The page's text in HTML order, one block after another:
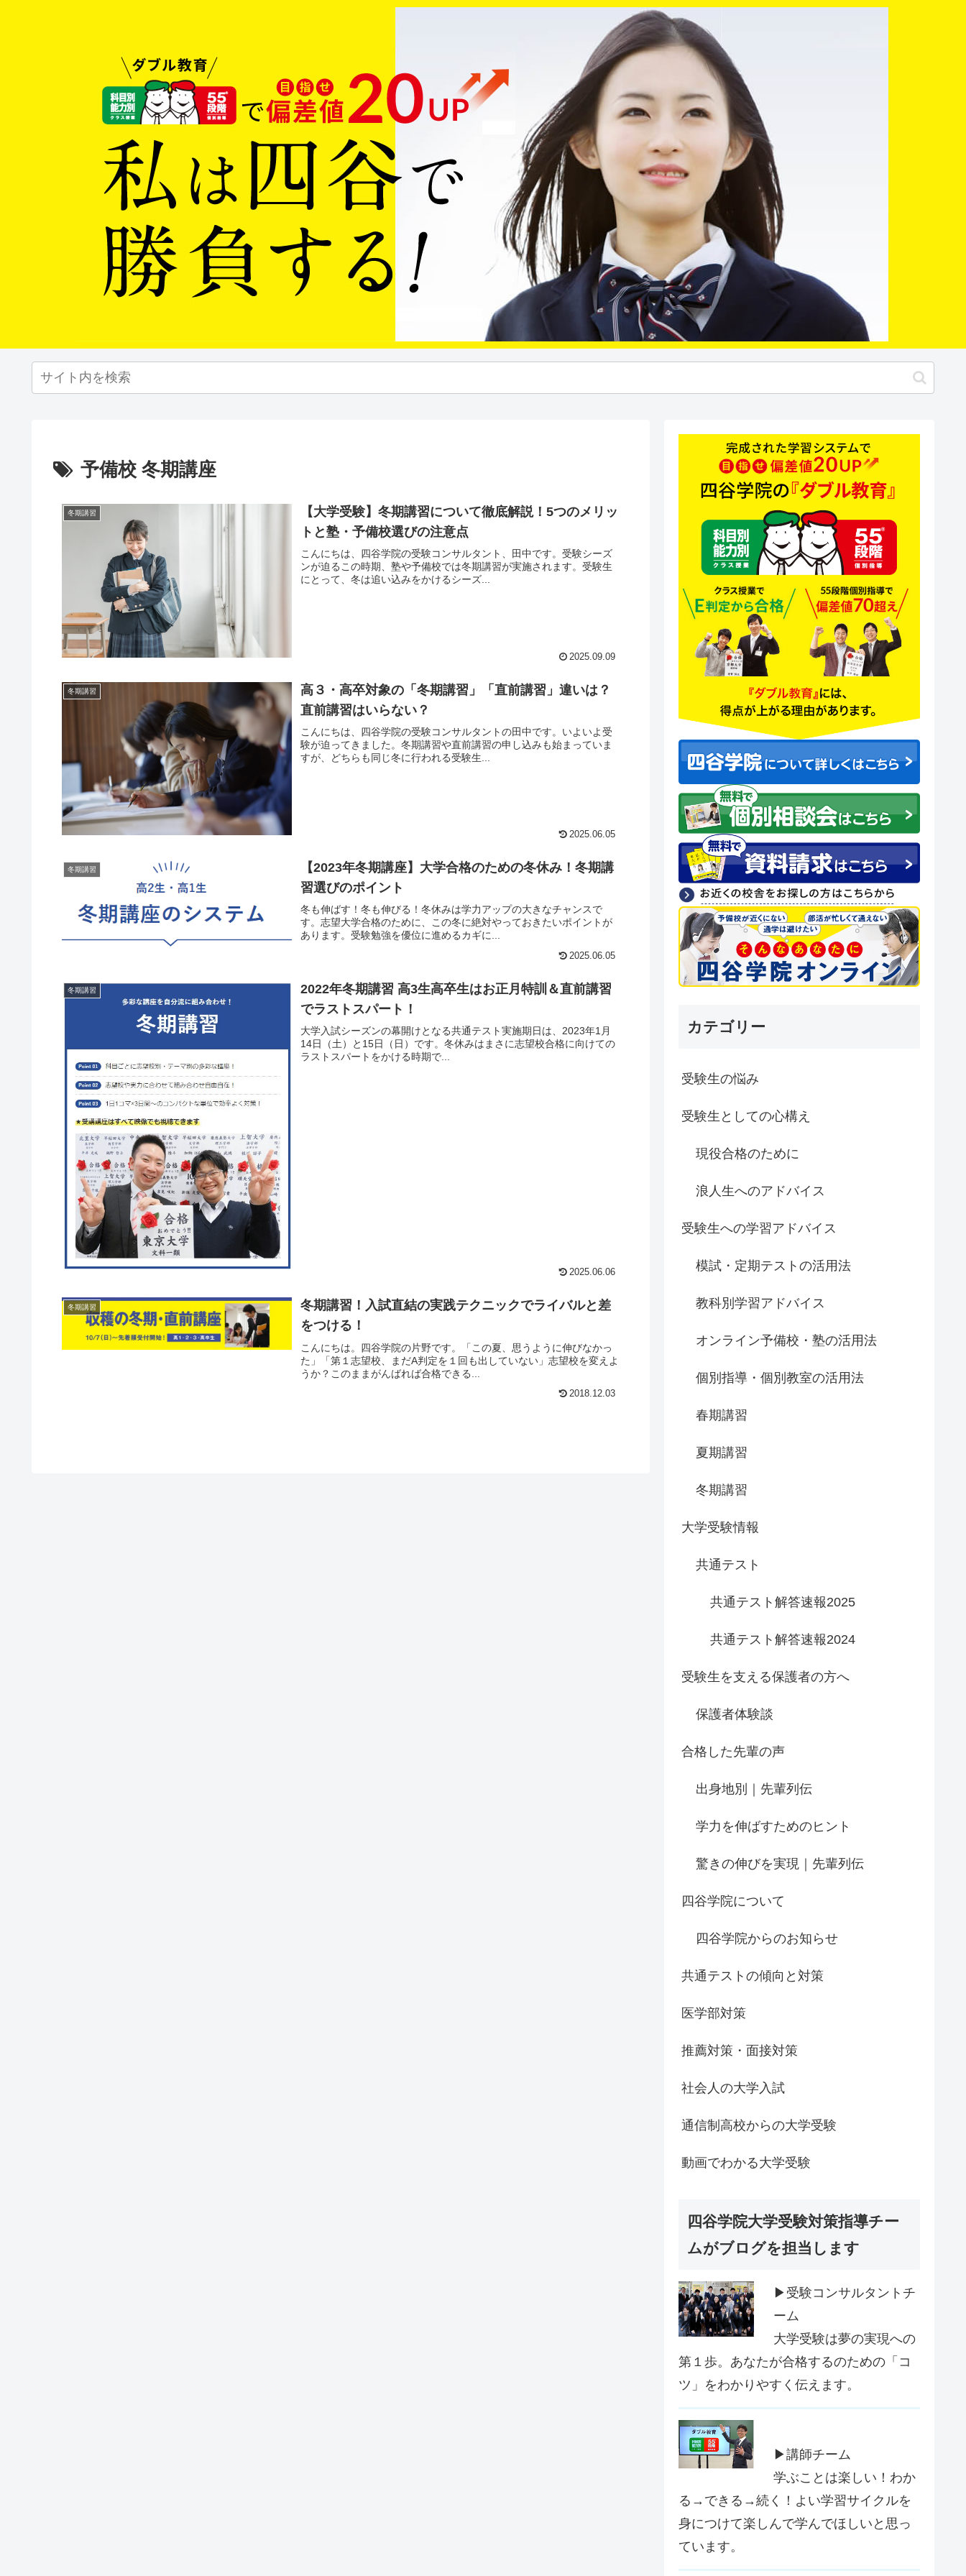
予備校 冬期講座
冬期講習
【大学受験】冬期講習について徹底解説！5つのメリッ
トと塾・予備校選びの注意点
こんにちは、四谷学院の受験コンサルタント、田中です。受験シーズ
ンが迫るこの時期、塾や予備校では冬期講習が実施されます。受験生
にとって、冬は追い込みをかけるシーズ...
2025.09.09
冬期講習
高３・高卒対象の「冬期講習」「直前講習」違いは？
直前講習はいらない？
こんにちは、四谷学院の受験コンサルタントの田中です。いよいよ受
験が迫ってきました。冬期講習や直前講習の申し込みも始まっていま
すが、どちらも同じ冬に行われる受験生...
2025.06.05
冬期講習
【2023年冬期講座】大学合格のための冬休み！冬期講
習選びのポイント
冬も伸ばす！冬も伸びる！冬休みは学力アップの大きなチャンスで
す。志望大学合格のために、この冬に絶対やっておきたいポイントが
あります。受験勉強を優位に進めるカギに...
2025.06.05
冬期講習
2022年冬期講習 高3生高卒生はお正月特訓＆直前講習
でラストスパート！
大学入試シーズンの幕開けとなる共通テスト実施期日は、2023年1月
14日（土）と15日（日）です。冬休みはまさに志望校合格に向けての
ラストスパートをかける時期で...
2025.06.06
冬期講習
冬期講習！入試直結の実践テクニックでライバルと差
をつける！
こんにちは。四谷学院の片野です。「この夏、思うように伸びなかっ
た」「第１志望校、まだA判定を１回も出していない」志望校を変えよ
うか？このままがんばれば合格できる...
2018.12.03
カテゴリー
受験生の悩み
受験生としての心構え
現役合格のために
浪人生へのアドバイス
受験生への学習アドバイス
模試・定期テストの活用法
教科別学習アドバイス
オンライン予備校・塾の活用法
個別指導・個別教室の活用法
春期講習
夏期講習
冬期講習
大学受験情報
共通テスト
共通テスト解答速報2025
共通テスト解答速報2024
受験生を支える保護者の方へ
保護者体験談
合格した先輩の声
出身地別｜先輩列伝
学力を伸ばすためのヒント
驚きの伸びを実現｜先輩列伝
四谷学院について
四谷学院からのお知らせ
共通テストの傾向と対策
医学部対策
推薦対策・面接対策
社会人の大学入試
通信制高校からの大学受験
動画でわかる大学受験
四谷学院大学受験対策指導チー
ムがブログを担当します
▶受験コンサルタントチ
ーム
大学受験は夢の実現への
第１歩。あなたが合格するのための「コ
ツ」をわかりやすく伝えます。
▶講師チーム
学ぶことは楽しい！わか
る→できる→続く！よい学習サイクルを
身につけて楽しんで学んでほしいと思っ
ています。